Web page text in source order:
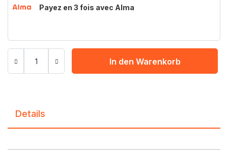
Payez en 3 fois avec Alma
In den Warenkorb
Details